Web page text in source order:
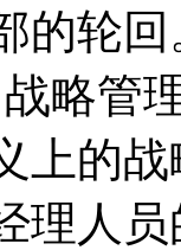
的轮
管理
的战
理人